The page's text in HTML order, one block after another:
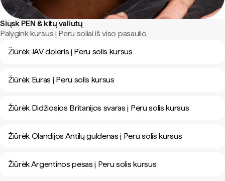
Siųsk PEN iš kitų valiutų
Palygink kursus į Peru soliai iš viso pasaulio.
Žiūrėk JAV doleris į Peru solis kursus
Žiūrėk Euras į Peru solis kursus
Žiūrėk Didžiosios Britanijos svaras į Peru solis kursus
Žiūrėk Olandijos Antilų guldenas į Peru solis kursus
Žiūrėk Argentinos pesas į Peru solis kursus